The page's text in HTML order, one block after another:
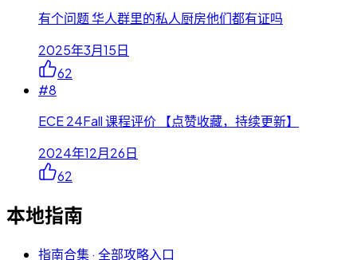
有个问题 华人群里的私人厨房他们都有证吗
2025年3月15日
62
#8
ECE 24Fall 课程评价 【点赞收藏，持续更新】
2024年12月26日
62
本地指南
指南合集 · 全部攻略入口